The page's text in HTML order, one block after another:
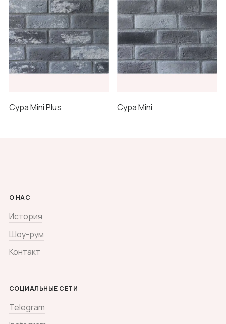
Сура Mini Plus Сура Mini
О НАС
История
Шоу-рум
Контакт
СОЦИАЛЬНЫЕ СЕТИ
Telegram